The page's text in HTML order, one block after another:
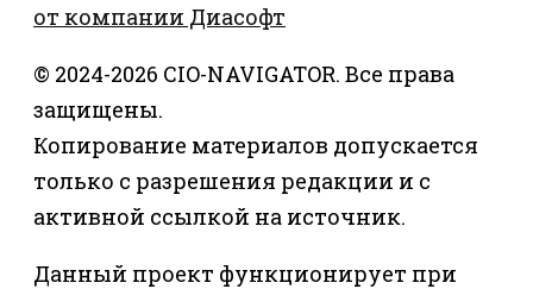
от компании Диасофт
© 2024-2026 CIO-NAVIGATOR. Все права
защищены.
Копирование материалов допускается
только с разрешения редакции и с
активной ссылкой на источник.
Данный проект функционирует при